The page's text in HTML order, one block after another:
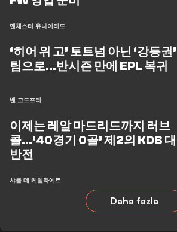
맨체스터 유나이티드
‘히어 위 고’ 토트넘 아닌 ‘강등권’
팀으로…반시즌 만에 EPL 복귀
벤 고드프리
이제는 레알 마드리드까지 러브
콜…‘40경기 0골’ 제2의 KDB 대
반전
샤를 데 케텔라에르
Daha fazla